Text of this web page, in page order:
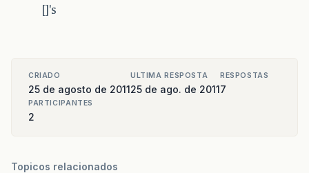
[]'s
CRIADO
25 de agosto de 2011
ULTIMA RESPOSTA
25 de ago. de 2011
RESPOSTAS
7
PARTICIPANTES
2
Topicos relacionados